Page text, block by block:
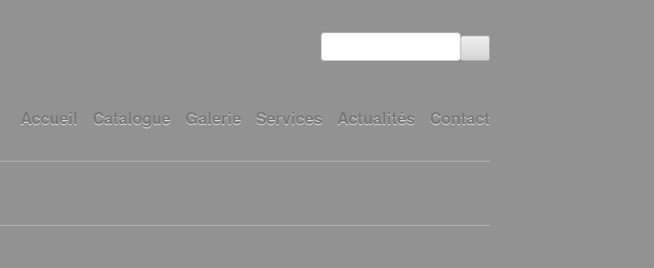
Accueil Catalogue Galerie Services Actualités Contact